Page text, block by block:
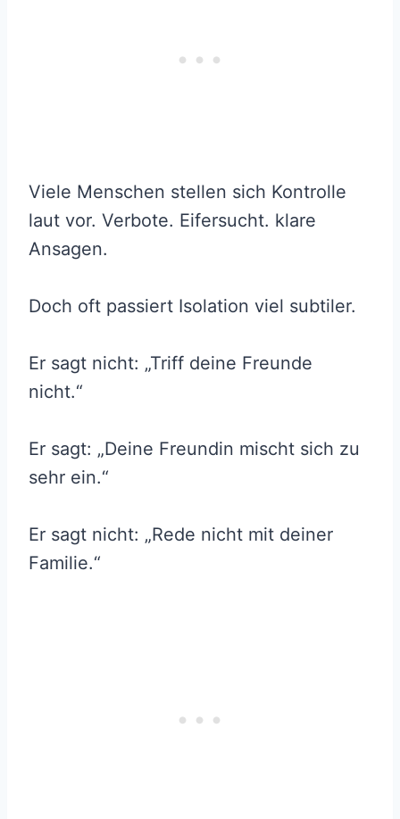
Viele Menschen stellen sich Kontrolle
laut vor. Verbote. Eifersucht. klare
Ansagen.
Doch oft passiert Isolation viel subtiler.
Er sagt nicht: „Triff deine Freunde
nicht.“
Er sagt: „Deine Freundin mischt sich zu
sehr ein.“
Er sagt nicht: „Rede nicht mit deiner
Familie.“